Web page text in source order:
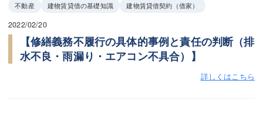
不動産 建物賃貸借の基礎知識 建物賃貸借契約（借家）
2022/02/20
【修繕義務不履行の具体的事例と責任の判断（排
水不良・雨漏り・エアコン不具合）】
詳しくはこちら